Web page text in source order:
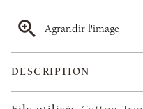
Agrandir l'image
DESCRIPTION